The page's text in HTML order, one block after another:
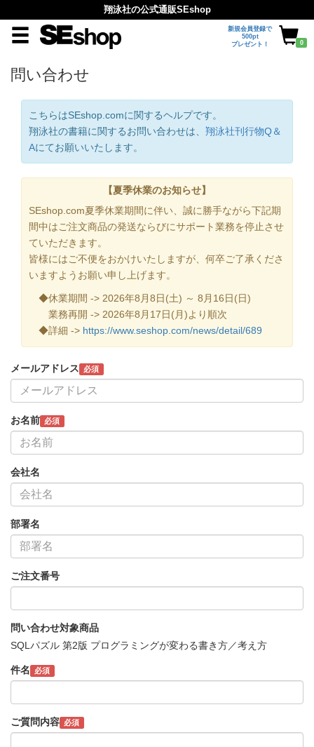
翔泳社の公式通販SEshop
新規会員登録で
500pt
プレゼント！
0
問い合わせ
こちらはSEshop.comに関するヘルプです。
翔泳社の書籍に関するお問い合わせは、 翔泳社刊行物Q＆
Aにてお願いいたします。
【夏季休業のお知らせ】
SEshop.com夏季休業期間に伴い、誠に勝手ながら下記期
間中はご注文商品の発送ならびにサポート業務を停止させ
ていただきます。
皆様にはご不便をおかけいたしますが、何卒ご了承くださ
いますようお願い申し上げます。
◆休業期間 -> 2026年8月8日(土) ～ 8月16日(日)
業務再開 -> 2026年8月17日(月)より順次
◆詳細 -> https://www.seshop.com/news/detail/689
メールアドレス 必須
お名前 必須
会社名
部署名
ご注文番号
問い合わせ対象商品
SQLパズル 第2版 プログラミングが変わる書き方／考え方
件名 必須
ご質問内容 必須